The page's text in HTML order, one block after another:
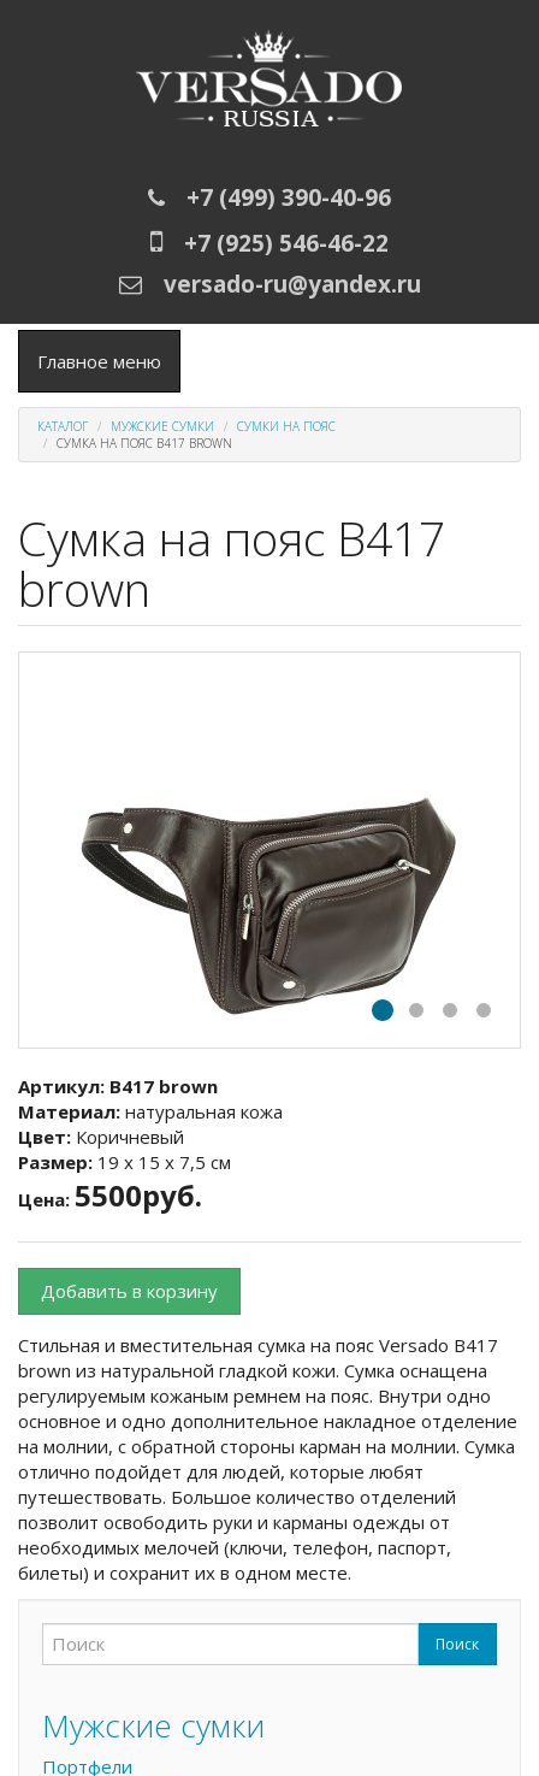
+7 (499) 390-40-96
+7 (925) 546-46-22
versado-ru@yandex.ru
Главное меню
КАТАЛОГ МУЖСКИЕ СУМКИ
СУМКИ НА ПОЯС
СУМКА НА ПОЯС B417 BROWN
Сумка на пояс B417
brown
Артикул: B417 brown
Материал: натуральная кожа
Цвет: Коричневый
Размер: 19 х 15 х 7,5 см
Цена: 5500руб.
Добавить в корзину
Стильная и вместительная сумка на пояс Versado B417
brown из натуральной гладкой кожи. Сумка оснащена
регулируемым кожаным ремнем на пояс. Внутри одно
основное и одно дополнительное накладное отделение
на молнии, с обратной стороны карман на молнии. Сумка
отлично подойдет для людей, которые любят
путешествовать. Большое количество отделений
позволит освободить руки и карманы одежды от
необходимых мелочей (ключи, телефон, паспорт,
билеты) и сохранит их в одном месте.
Форма поиска Поиск
Мужские сумки
Портфели